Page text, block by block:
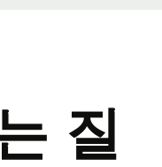
질